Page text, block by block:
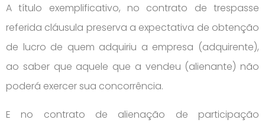
A título exemplificativo, no contrato de trespasse
referida cláusula preserva a expectativa de obtenção
de lucro de quem adquiriu a empresa (adquirente),
ao saber que aquele que a vendeu (alienante) não
poderá exercer sua concorrência.
E no contrato de alienação de participação